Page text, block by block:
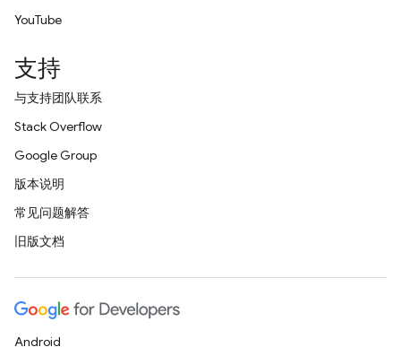
YouTube
支持
与支持团队联系
Stack Overflow
Google Group
版本说明
常见问题解答
旧版文档
Android